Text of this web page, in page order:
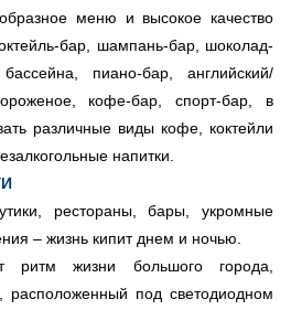
меню и высокое качество
бар, шампань-бар, шоколад-
пиано-бар, английский/
кофе-бар, спорт-бар, в
различные виды кофе, коктейли
напитки.
рестораны, бары, укромные
– жизнь кипит днем и ночью.
жизни большого города,
расположенный под светодиодном